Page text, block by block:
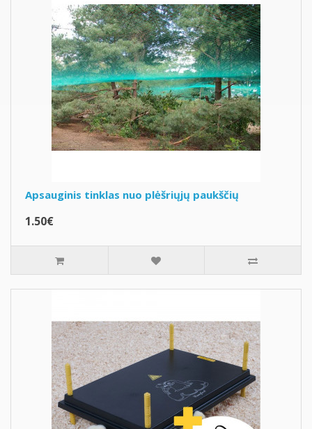
Apsauginis tinklas nuo plėšriųjų paukščių
1.50€